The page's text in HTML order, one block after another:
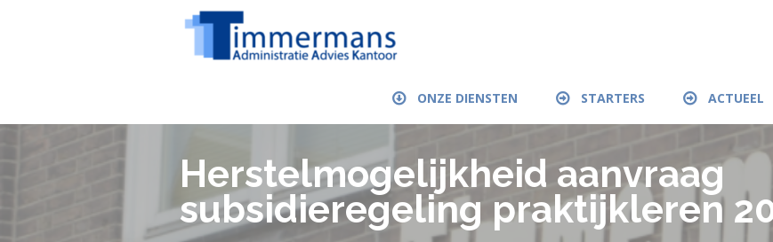
ONZE DIENSTEN STARTERS ACTUEEL
Herstelmogelijkheid aanvraag
subsidieregeling praktijkleren